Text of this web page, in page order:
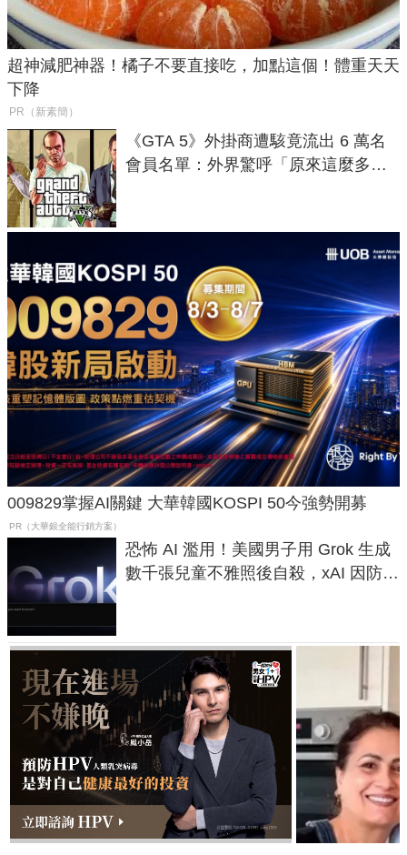
超神減肥神器！橘子不要直接吃，加點這個！體重天天
下降
PR（新素簡）
《GTA 5》外掛商遭駭竟流出 6 萬名
會員名單：外界驚呼「原來這麼多人
009829掌握AI關鍵 大華韓國KOSPI 50今強勢開募
PR（大華銀全能行銷方案）
恐怖 AI 濫用！美國男子用 Grok 生成
數千張兒童不雅照後自殺，xAI 因防護